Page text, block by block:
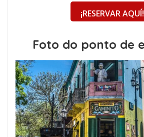
¡RESERVAR AQUÍ!
Foto do ponto de